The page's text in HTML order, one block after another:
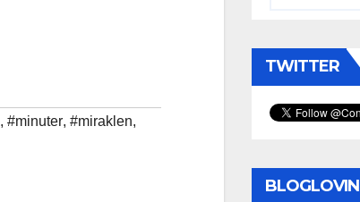
, #minuter, #miraklen,
TWITTER
BLOGLOVIN